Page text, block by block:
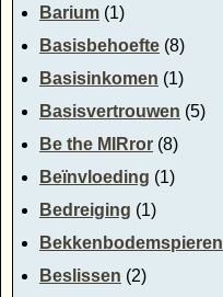
Barium (1)
Basisbehoefte (8)
Basisinkomen (1)
Basisvertrouwen (5)
Be the MIRror (8)
Beïnvloeding (1)
Bedreiging (1)
Bekkenbodemspieren
Beslissen (2)